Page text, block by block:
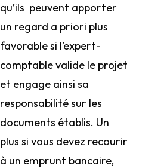
qu’ils peuvent apporter
un regard a priori plus
favorable si l’expert-
comptable valide le projet
et engage ainsi sa
responsabilité sur les
documents établis. Un
plus si vous devez recourir
à un emprunt bancaire,